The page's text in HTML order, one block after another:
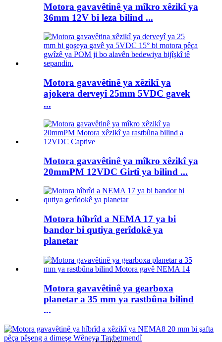
Motora gavavêtinê ya mîkro xêzikî ya
36mm 12V bi leza bilind ...
Motora gavavêtinê ya xêzikî ya
ajokera derveyî 25mm 5VDC gavek
...
Motora gavavêtinê ya mîkro xêzikî ya
20mmPM 12VDC Girtî ya bilind ...
Motora hîbrîd a NEMA 17 ya bi
bandor bi qutiya gerîdokê ya
planetar
Motora gavavêtinê ya gearboxa
planetar a 35 mm ya rastbûna bilind
...